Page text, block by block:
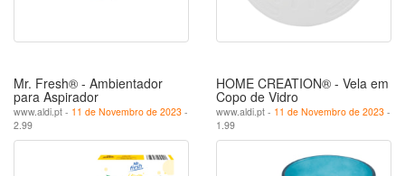
Mr. Fresh® - Ambientador
para Aspirador
www.aldi.pt - 11 de Novembro de 2023 -
2.99
HOME CREATION® - Vela em
Copo de Vidro
www.aldi.pt - 11 de Novembro de 2023 -
1.99